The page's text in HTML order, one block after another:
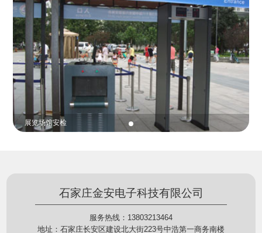
监督、公路铁路等各个领域。
贵重金属防盗
石家庄金安电子科技有限公司
服务热线：13803213464
地址：石家庄长安区建设北大街223号中浩第一商务南楼